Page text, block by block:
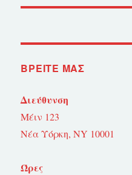
ΒΡΕΊΤΕ ΜΑΣ
Διεύθυνση
Μέιν 123
Νέα Υόρκη, NY 10001
Ώρες